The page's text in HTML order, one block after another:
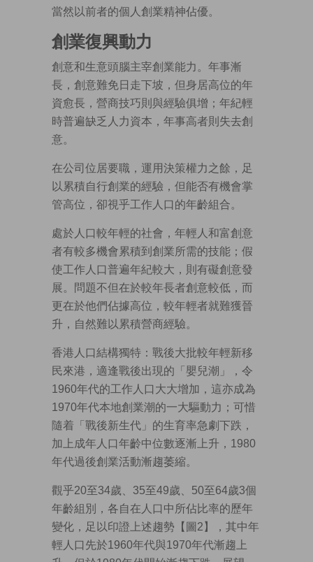
當然以前者的個人創業精神佔優。
創業復興動力
創意和生意頭腦主宰創業能力。年事漸
長，創意難免日走下坡，但身居高位的年
資愈長，營商技巧則與經驗俱增；年紀輕
時普遍缺乏人力資本，年事高者則失去創
意。
在公司位居要職，運用決策權力之餘，足
以累積自行創業的經驗，但能否有機會掌
管高位，卻視乎工作人口的年齡組合。
處於人口較年輕的社會，年輕人和富創意
者有較多機會累積到創業所需的技能；假
使工作人口普遍年紀較大，則有礙創意發
展。問題不但在於較年長者創意較低，而
更在於他們佔據高位，較年輕者就難獲晉
升，自然難以累積營商經驗。
香港人口結構獨特：戰後大批較年輕新移
民來港，適逢戰後出現的「嬰兒潮」，令
1960年代的工作人口大大增加，這亦成為
1970年代本地創業潮的一大驅動力；可惜
隨着「戰後新生代」的生育率急劇下跌，
加上成年人口年齡中位數逐漸上升，1980
年代過後創業活動漸趨萎縮。
觀乎20至34歲、35至49歲、50至64歲3個
年齡組別，各自在人口中所佔比率的歷年
變化，足以印證上述趨勢【圖2】，其中年
輕人口先於1960年代與1970年代漸趨上